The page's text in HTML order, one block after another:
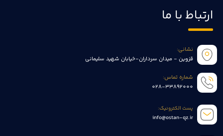
ارتباط با ما
نشانی:
قزوین - میدان سرداران-خیابان شهید سلیمانی
شماره تماس:
028-33892000
پست الکترونیک:
info@ostan-qz.ir